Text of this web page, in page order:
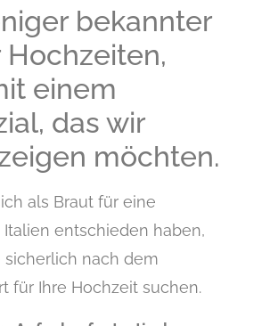
bekannter
Hochzeiten,
einem
das wir
möchten.
als Braut für eine
Italien entschieden haben,
sicherlich nach dem
für Ihre Hochzeit suchen.